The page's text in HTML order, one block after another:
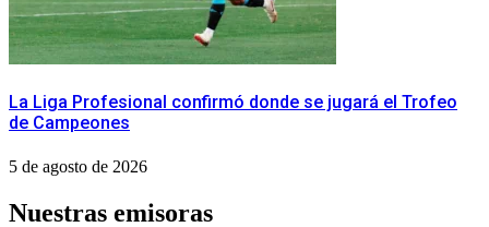
La Liga Profesional confirmó donde se jugará el Trofeo
de Campeones
5 de agosto de 2026
Nuestras emisoras